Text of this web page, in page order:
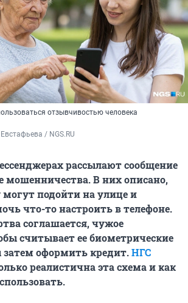
отзывчивостью человека
/ NGS.RU
рассылают сообщение
мошенничества. В них описано,
могут подойти на улице и
что-то настроить в телефоне.
соглашается, чужое
считывает ее биометрические
оформить кредит.НГС
реалистична эта схема и как